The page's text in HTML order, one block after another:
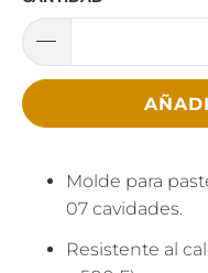
Molde para
07 cavidades.
Resistente al